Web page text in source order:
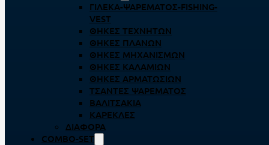
ΓΙΛΈΚΑ-ΨΑΡΈΜΑΤΟΣ-FISHING-
VEST
ΘΉΚΕΣ ΤΕΧΝΗΤΏΝ
ΘΉΚΕΣ ΠΛΆΝΩΝ
ΘΉΚΕΣ ΜΗΧΑΝΙΣΜΏΝ
ΘΉΚΕΣ ΚΑΛΑΜΙΏΝ
ΘΉΚΕΣ ΑΡΜΑΤΩΣΙΏΝ
ΤΣΆΝΤΕΣ ΨΑΡΈΜΑΤΟΣ
ΒΑΛΙΤΣΆΚΙΑ
ΚΑΡΈΚΛΕΣ
ΔΙΆΦΟΡΑ
COMBO-SET